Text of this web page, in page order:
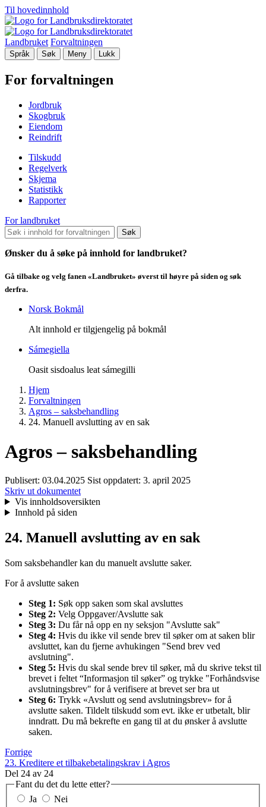
Til hovedinnhold
Landbruket Forvaltningen
Språk Søk Meny Lukk
For forvaltningen
Jordbruk
Skogbruk
Eiendom
Reindrift
Tilskudd
Regelverk
Skjema
Statistikk
Rapporter
For landbruket
Søk
Ønsker du å søke på innhold for landbruket?
Gå tilbake og velg fanen «Landbruket» øverst til høyre på siden og søk
derfra.
Norsk Bokmål
Alt innhold er tilgjengelig på bokmål
Sámegiella
Oasit sisdoalus leat sámegilli
Hjem
Forvaltningen
Agros – saksbehandling
24. Manuell avslutting av en sak
Agros – saksbehandling
Publisert: 03.04.2025 Sist oppdatert: 3. april 2025
Skriv ut dokumentet
Vis innholdsoversikten
Innhold på siden
24. Manuell avslutting av en sak
Som saksbehandler kan du manuelt avslutte saker.
For å avslutte saken
Steg 1: Søk opp saken som skal avsluttes
Steg 2: Velg Oppgaver/Avslutte sak
Steg 3: Du får nå opp en ny seksjon "Avslutte sak"
Steg 4: Hvis du ikke vil sende brev til søker om at saken blir
avsluttet, kan du fjerne avhukingen "Send brev ved
avslutning".
Steg 5: Hvis du skal sende brev til søker, må du skrive tekst til
brevet i feltet “Informasjon til søker” og trykke "Forhåndsvise
avslutningsbrev" for å verifisere at brevet ser bra ut
Steg 6: Trykk «Avslutt og send avslutningsbrev» for å
avslutte saken. Tildelt tilskudd som evt. ikke er utbetalt, blir
inndratt. Du må bekrefte en gang til at du ønsker å avslutte
saken.
Forrige
23. Kreditere et tilbakebetalingskrav i Agros
Del 24 av 24
Fant du det du lette etter?
Ja
Nei